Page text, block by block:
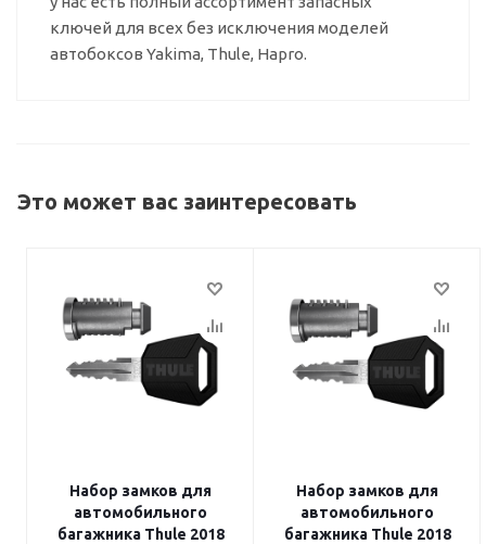
ключей для всех без исключения моделей
автобоксов Yakima, Thule, Hapro.
Это может вас заинтересовать
Набор замков для
автомобильного
багажника Thule 2018
Набор замков для
автомобильного
багажника Thule 2018